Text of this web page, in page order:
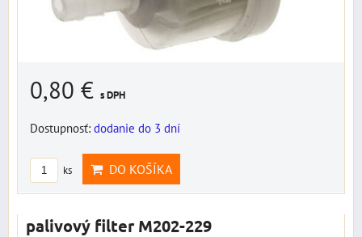
0,80 € s DPH
Dostupnosť: dodanie do 3 dní
ks DO KOŠÍKA
palivový filter M202-229